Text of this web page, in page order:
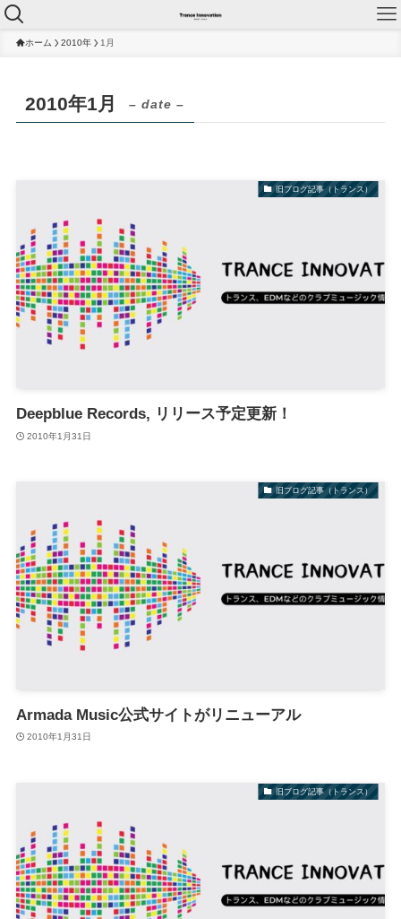
ホーム 2010年 1月
2010年1月 – date –
旧ブログ記事（トランス）
Deepblue Records, リリース予定更新！
2010年1月31日
旧ブログ記事（トランス）
Armada Music公式サイトがリニューアル
2010年1月31日
旧ブログ記事（トランス）